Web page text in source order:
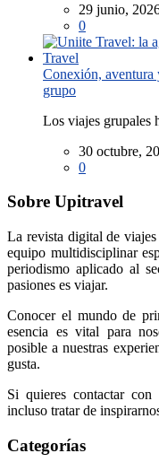
29 junio,
0
Conexión, aventura
grupo
Los viajes grupales
30 octubre,
0
Sobre Upitravel
La revista digital de
equipo multidisciplinar
periodismo aplicado al
pasiones es viajar.
Conocer el mundo de
esencia es vital para
posible a nuestras
gusta.
Si quieres contactar con
incluso tratar de
Categorías